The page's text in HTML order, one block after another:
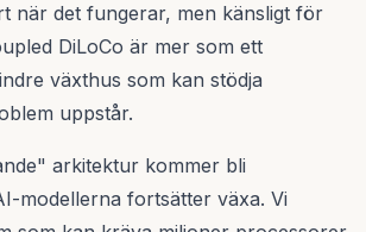
när det fungerar, men känsligt för
DiLoCo är mer som ett
växthus som kan stödja
uppstår.
arkitektur kommer bli
modellerna fortsätter växa. Vi